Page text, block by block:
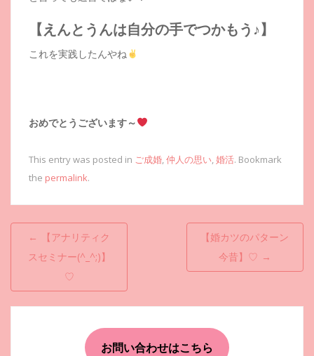
【えんとうんは自分の手でつかもう♪】
これを実践したんやね
おめでとうございます～
This entry was posted in ご成婚,仲人の思い,婚活. Bookmark
the permalink.
投
ビ
←
【アナリティク
スセミナー(^_^;)】
♡
【婚カツのパターン
今昔】♡ →
お問い合わせはこちら